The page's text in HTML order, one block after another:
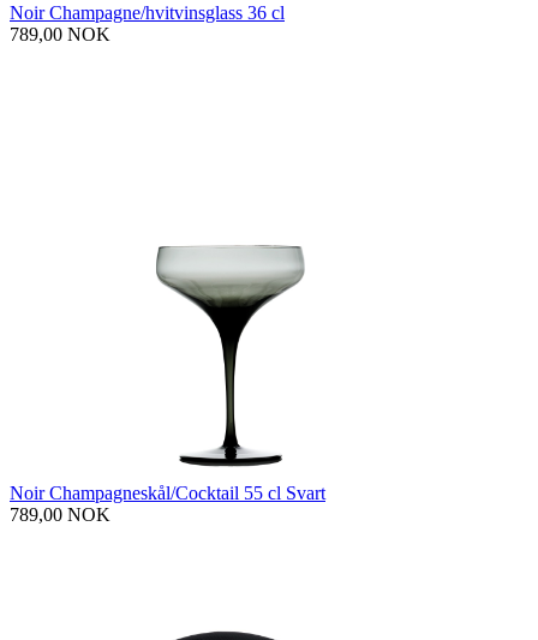
Noir Champagne/hvitvinsglass 36 cl
789,00 NOK
Noir Champagneskål/Cocktail 55 cl Svart
789,00 NOK